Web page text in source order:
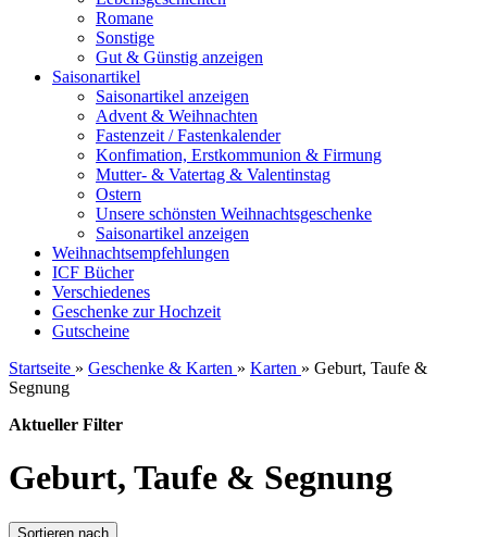
Romane
Sonstige
Gut & Günstig anzeigen
Saisonartikel
Saisonartikel anzeigen
Advent & Weihnachten
Fastenzeit / Fastenkalender
Konfimation, Erstkommunion & Firmung
Mutter- & Vatertag & Valentinstag
Ostern
Unsere schönsten Weihnachtsgeschenke
Saisonartikel anzeigen
Weihnachtsempfehlungen
ICF Bücher
Verschiedenes
Geschenke zur Hochzeit
Gutscheine
Startseite » Geschenke & Karten » Karten » Geburt, Taufe &
Segnung
Aktueller Filter
Geburt, Taufe & Segnung
Sortieren nach